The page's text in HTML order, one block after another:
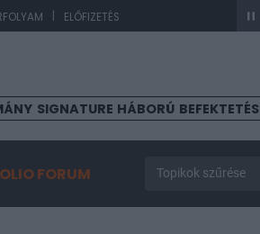
| ELŐFIZETÉS 363,17
SIGNATURE HÁBORÚ BEFEKTETÉS
FORUM Topikok szűrése